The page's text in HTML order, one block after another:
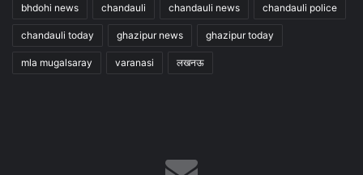
bhdohi news chandauli chandauli news chandauli police
chandauli today ghazipur news ghazipur today
mla mugalsaray varanasi लखनऊ